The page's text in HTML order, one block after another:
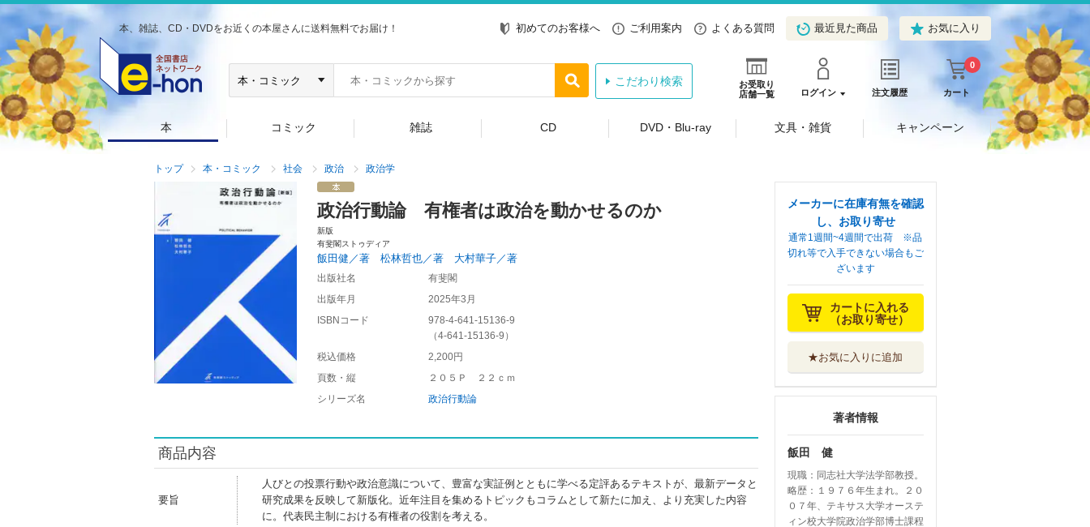
本、雑誌、CD・DVDをお近くの本屋さんに送料無料でお届け！ 初めてのお客様へ ご利用案内 よくある質問 最近見た商品 お気に入り
お受取り
店舗一覧
ログイン 注文履歴 カート
0
こだわり検索
本 コミック 雑誌 CD DVD・Blu-ray 文具・雑貨 キャンペーン
トップ 本・コミック 社会 政治 政治学
政治行動論 有権者は政治を動かせるのか
新版
有斐閣ストゥディア
飯田健／著 松林哲也／著 大村華子／著
出版社名
有斐閣
出版年月
2025年3月
ISBNコード
978-4-641-15136-9
（4-641-15136-9 ）
税込価格
2,200円
頁数・縦
２０５Ｐ ２２ｃｍ
シリーズ名
政治行動論
商品内容
要旨
人びとの投票行動や政治意識について、豊富な実証例とともに学べる定評あるテキストが、最新データと
研究成果を反映して新版化。近年注目を集めるトピックもコラムとして新たに加え、より充実した内容
に。代表民主制における有権者の役割を考える。
メーカーに在庫有無を確認
し、お取り寄せ
通常1週間~4週間で出荷 ※品
切れ等で入手できない場合もご
ざいます
カートに入れる
（お取り寄せ）
★お気に入りに追加
著者情報
飯田 健
現職：同志社大学法学部教授。
略歴：１９７６年生まれ。２０
０７年、テキサス大学オーステ
ィン校大学院政治学部博士課程